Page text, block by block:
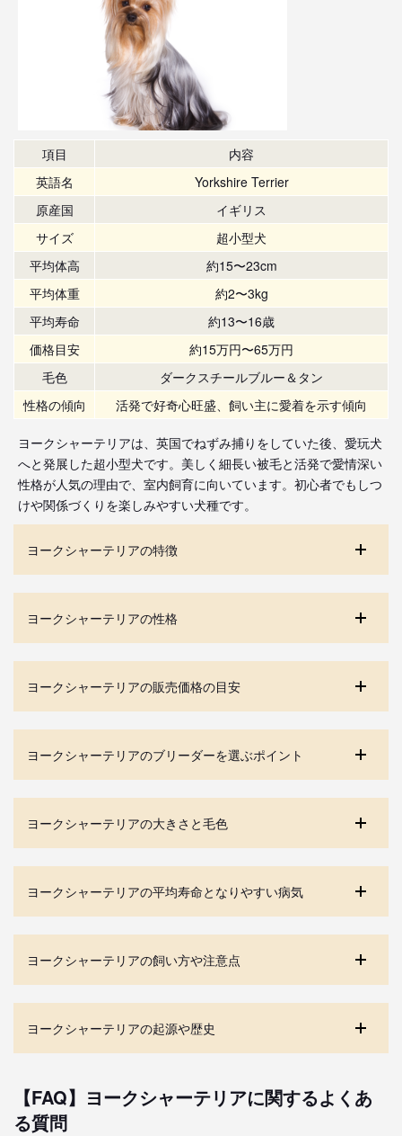
項目
内容
英語名
Yorkshire Terrier
原産国
イギリス
サイズ
超小型犬
平均体高
約15〜23cm
平均体重
約2〜3kg
平均寿命
約13〜16歳
価格目安
約15万円〜65万円
毛色
ダークスチールブルー＆タン
性格の傾向
活発で好奇心旺盛、飼い主に愛着を示す傾向
ヨークシャーテリアは、英国でねずみ捕りをしていた後、愛玩犬
へと発展した超小型犬です。美しく細長い被毛と活発で愛情深い
性格が人気の理由で、室内飼育に向いています。初心者でもしつ
けや関係づくりを楽しみやすい犬種です。
ヨークシャーテリアの特徴
ヨークシャーテリアの性格
ヨークシャーテリアの販売価格の目安
ヨークシャーテリアのブリーダーを選ぶポイント
ヨークシャーテリアの大きさと毛色
ヨークシャーテリアの平均寿命となりやすい病気
ヨークシャーテリアの飼い方や注意点
ヨークシャーテリアの起源や歴史
【FAQ】ヨークシャーテリアに関するよくあ
る質問